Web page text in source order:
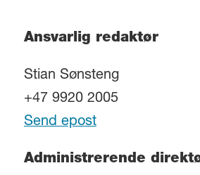
Ansvarlig redaktør
Stian Sønsteng
+47 9920 2005
Send epost
Administrerende